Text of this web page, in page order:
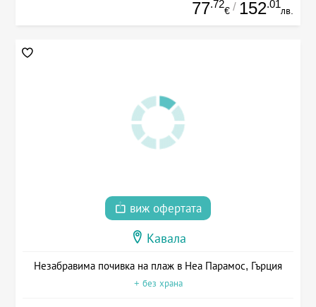
77.72
€ / 152.01
лв.
виж офертата
Кавала
Незабравима почивка на плаж в Неа Парамос, Гърция
+ без храна